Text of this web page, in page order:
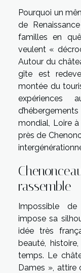
Pourquoi un
de
familles en
veulent «
Autour du
gîte est
montée du
expériences
mondial, Loire
près de
rassemble
Impossible de
impose sa
idée très
beauté,
temps. Le
Dames », attire